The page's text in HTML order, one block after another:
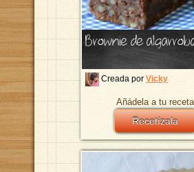
Brownie de
Creada por Vicky
Añádela a tu
Recetízala